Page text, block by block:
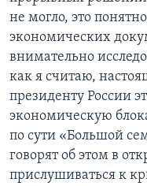
не могло, это
экономических
внимательно
как я считаю,
президенту России
экономическую
по сути «Большой
говорят об этом в
прислушиваться к